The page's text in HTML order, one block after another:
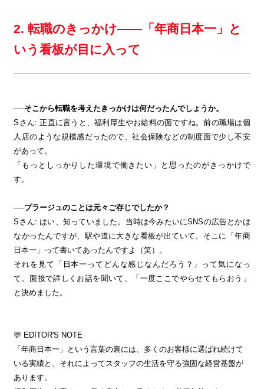
2. 転職のきっかけ——「年商日本一」と
いう看板が目に入って
──そこから転職を考えたきっかけは何だったんでしょうか。
Sさん: 正直に言うと、福利厚生やお給料の面ですね。前の職場は個
人店のような規模感だったので、社会保険などの制度面で少し不安
があって。
「もっとしっかりした環境で働きたい」と思ったのがきっかけで
す。
──プラージュのことは元々ご存じでしたか？
Sさん: はい、知っていました。当時は今みたいにSNSの広告とかは
なかったんですが、駅や道に大きな看板が出ていて。そこに「年商
日本一」って書いてあったんですよ（笑）。
それを見て「日本一ってどんな感じなんだろう？」って気になっ
て。面接で詳しくお話を聞いて、「一度ここでやらせてもらおう」
と決めました。
💬 EDITOR'S NOTE
「年商日本一」という言葉の裏には、多くのお客様に選ばれ続けて
いる実績と、それによってスタッフの生活を守る強固な経営基盤が
あります。